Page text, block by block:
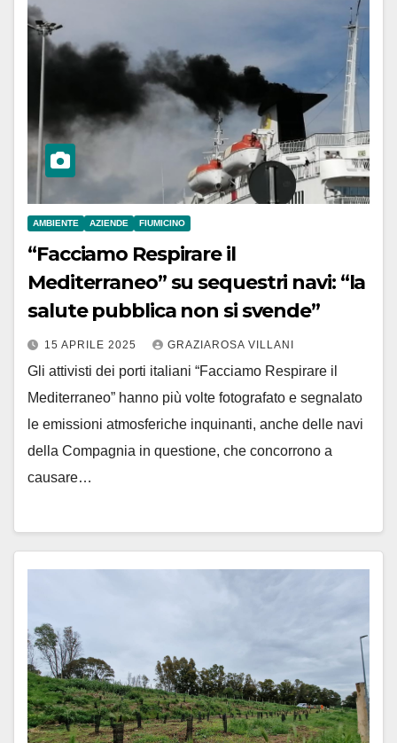
AMBIENTE AZIENDE FIUMICINO
“Facciamo Respirare il
Mediterraneo” su sequestri navi: “la
salute pubblica non si svende”
15 APRILE 2025 GRAZIAROSA VILLANI
Gli attivisti dei porti italiani “Facciamo Respirare il
Mediterraneo” hanno più volte fotografato e segnalato
le emissioni atmosferiche inquinanti, anche delle navi
della Compagnia in questione, che concorrono a
causare…